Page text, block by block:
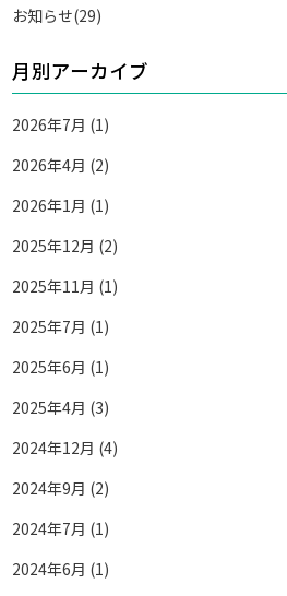
お知らせ(29)
月別アーカイブ
2026年7月 (1)
2026年4月 (2)
2026年1月 (1)
2025年12月 (2)
2025年11月 (1)
2025年7月 (1)
2025年6月 (1)
2025年4月 (3)
2024年12月 (4)
2024年9月 (2)
2024年7月 (1)
2024年6月 (1)